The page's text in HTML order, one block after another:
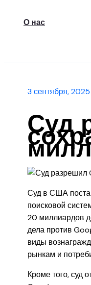
О нас
3 сентября, 2025
Суд
Суд в США
поисковой
20 миллиардов
дела против
виды
рынкам и
Кроме того, суд